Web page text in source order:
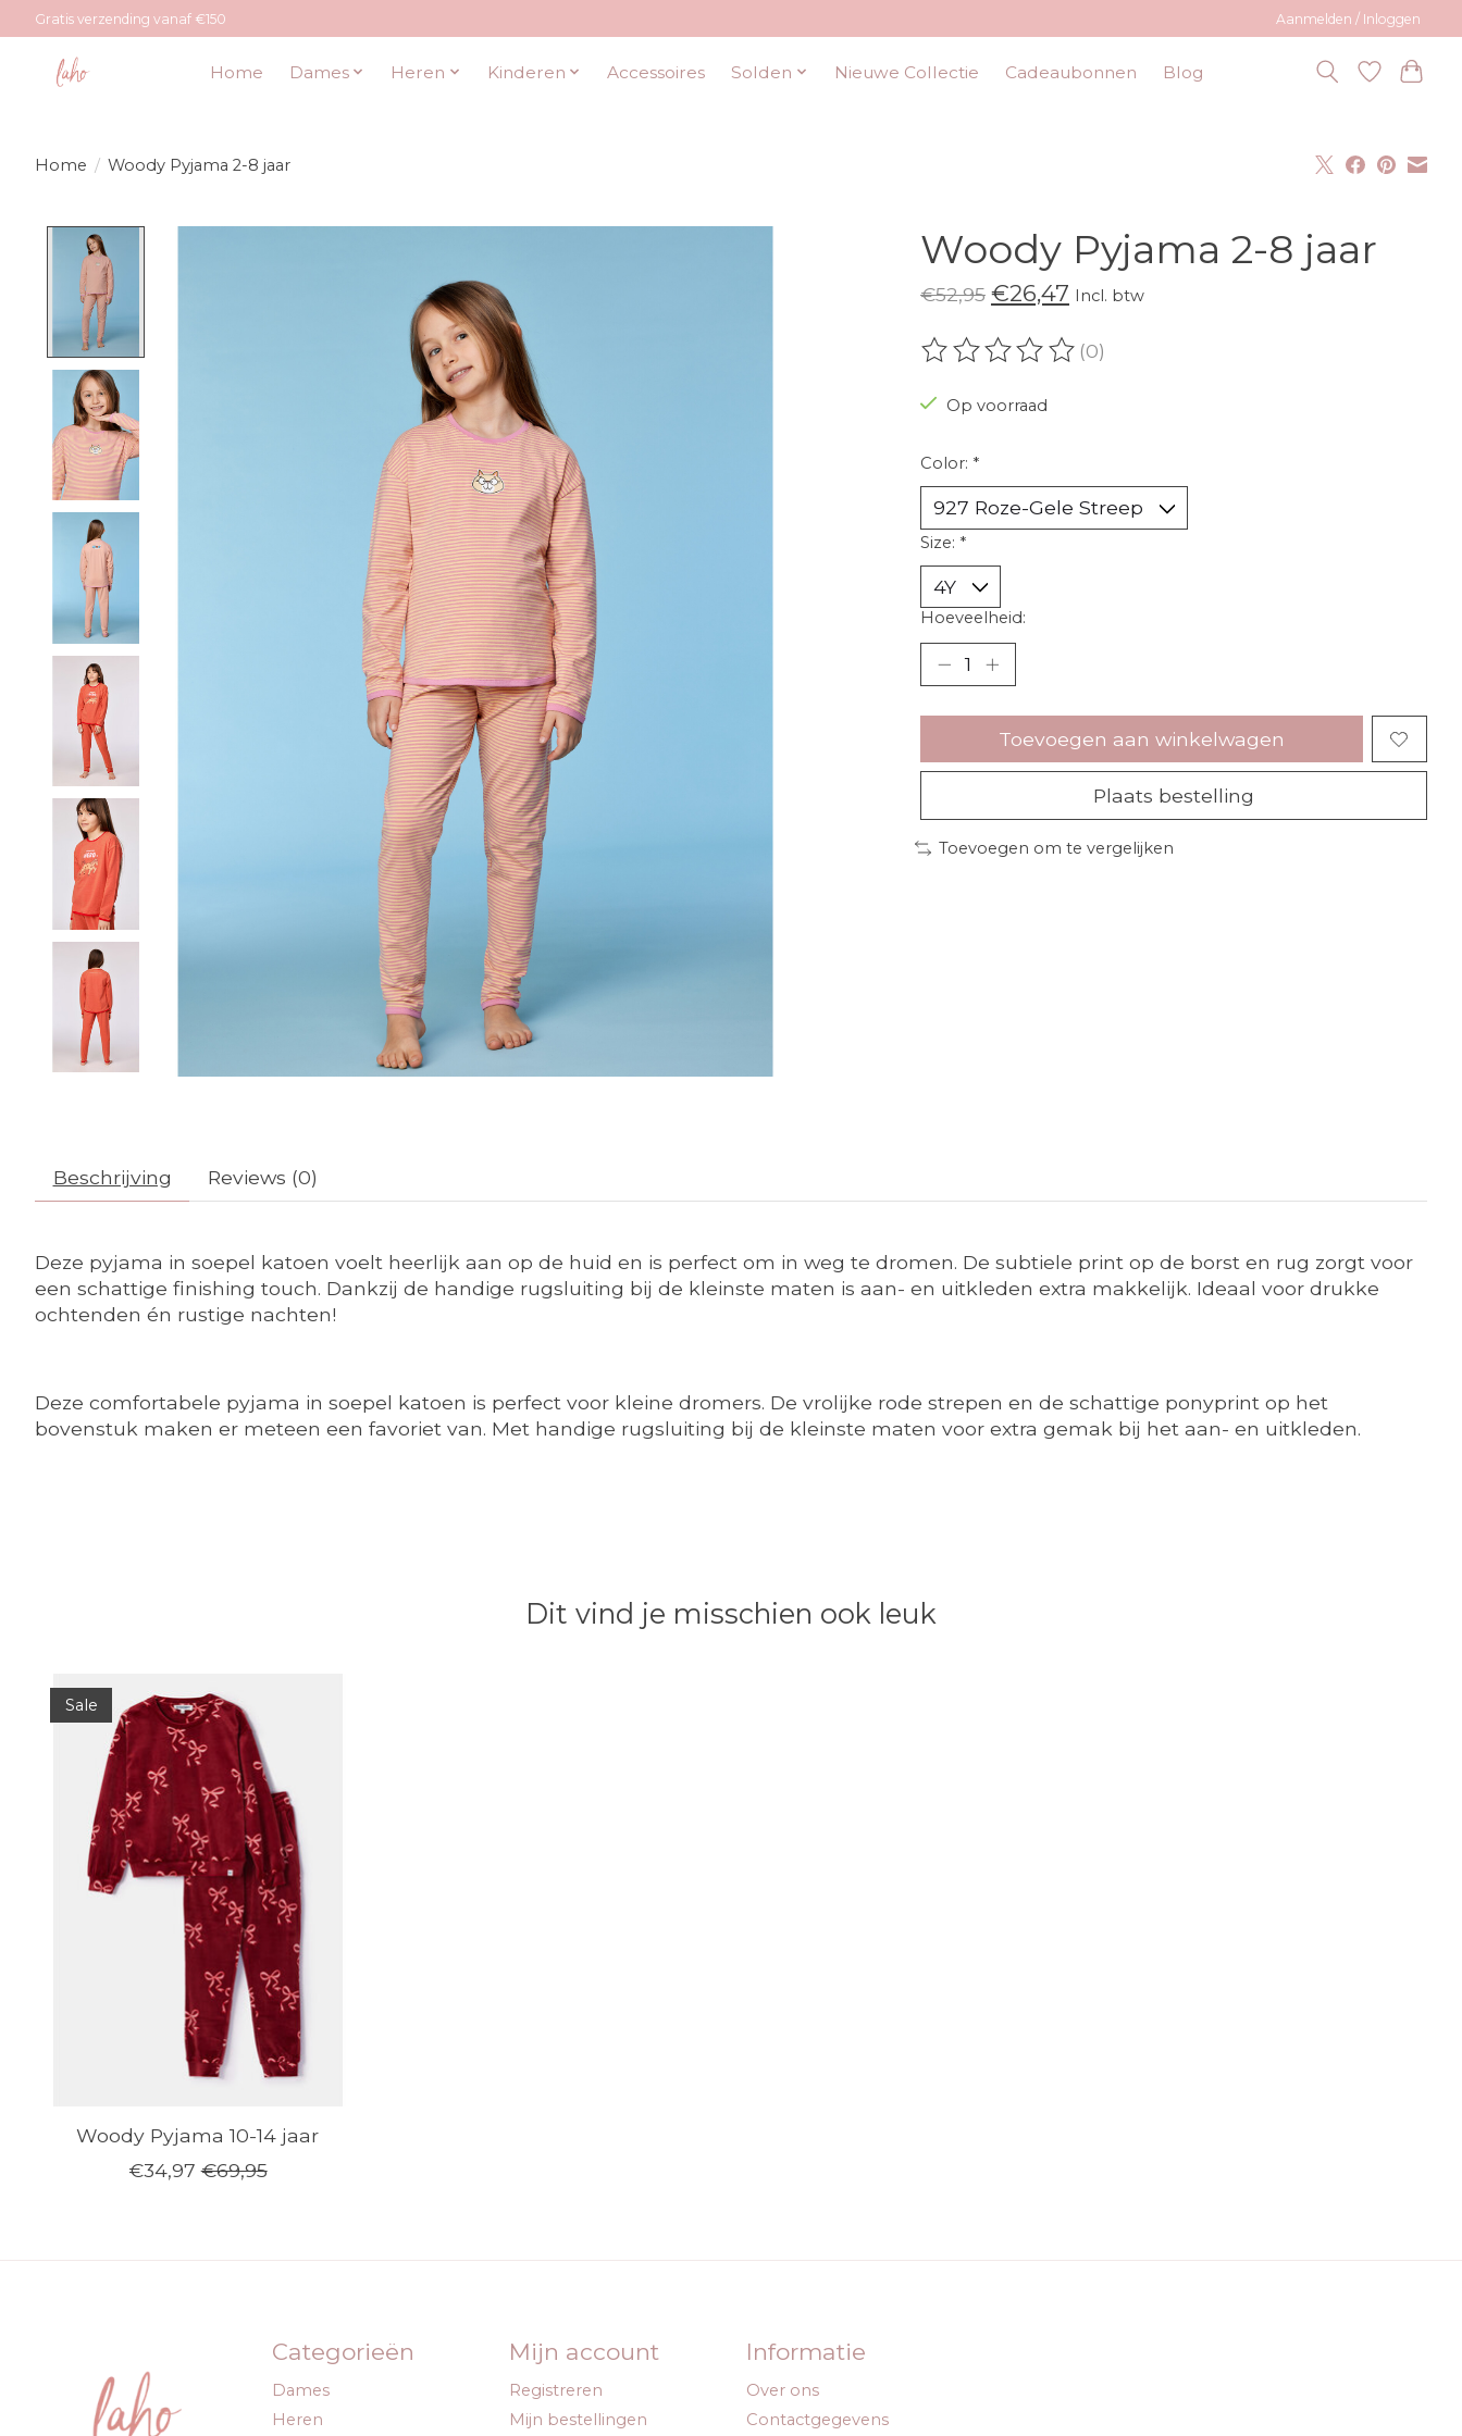
Gratis verzending vanaf €150 Aanmelden / Inloggen
Home Dames Heren Kinderen Accessoires Solden Nieuwe Collectie Cadeaubonnen Blog
Home / Woody Pyjama 2-8 jaar
Woody Pyjama 2-8 jaar
€52,95 €26,47 Incl. btw
De beoordeling van dit product is
(0)
Op voorraad
Color: *
Size: *
Hoeveelheid:
Toevoegen aan winkelwagen
Plaats bestelling
Toevoegen om te vergelijken
Beschrijving Reviews (0)
Deze pyjama in soepel katoen voelt heerlijk aan op de huid en is perfect om in weg te dromen. De subtiele print op de borst en rug zorgt voor
een schattige finishing touch. Dankzij de handige rugsluiting bij de kleinste maten is aan- en uitkleden extra makkelijk. Ideaal voor drukke
ochtenden én rustige nachten!
Deze comfortabele pyjama in soepel katoen is perfect voor kleine dromers. De vrolijke rode strepen en de schattige ponyprint op het
bovenstuk maken er meteen een favoriet van. Met handige rugsluiting bij de kleinste maten voor extra gemak bij het aan- en uitkleden.
Dit vind je misschien ook leuk
Items van productcarrousel
Sale
Woody Pyjama 10-14 jaar
€34,97 €69,95
Categorieën
Dames
Heren
Mijn account
Registreren
Mijn bestellingen
Informatie
Over ons
Contactgegevens